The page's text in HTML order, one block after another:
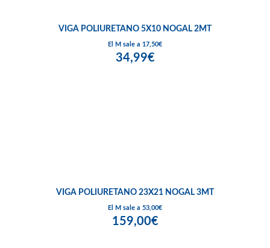
VIGA POLIURETANO 5X10 NOGAL 2MT
El M sale a 17,50€
34,99€
VIGA POLIURETANO 23X21 NOGAL 3MT
El M sale a 53,00€
159,00€